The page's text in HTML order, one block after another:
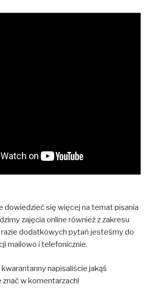
dowiedzieć się więcej na temat pisania
zajęcia online również z zakresu
dodatkowych pytań jesteśmy do
mailowo i telefonicznie.
napisaliście jakąś
w komentarzach!